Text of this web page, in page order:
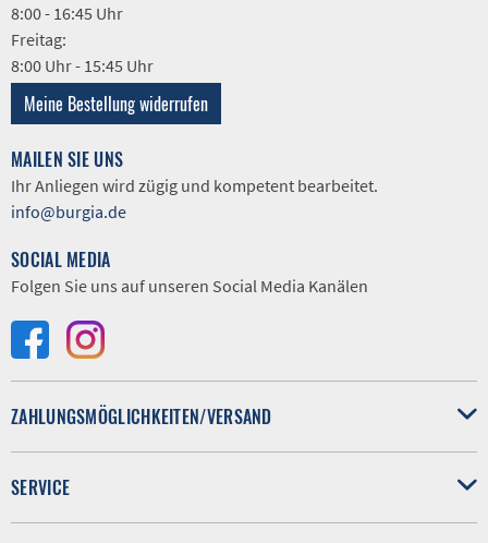
8:00 - 16:45 Uhr
Freitag:
8:00 Uhr - 15:45 Uhr
Meine Bestellung widerrufen
MAILEN SIE UNS
Ihr Anliegen wird zügig und kompetent bearbeitet.
info@burgia.de
SOCIAL MEDIA
Folgen Sie uns auf unseren Social Media Kanälen
ZAHLUNGSMÖGLICHKEITEN/VERSAND
SERVICE